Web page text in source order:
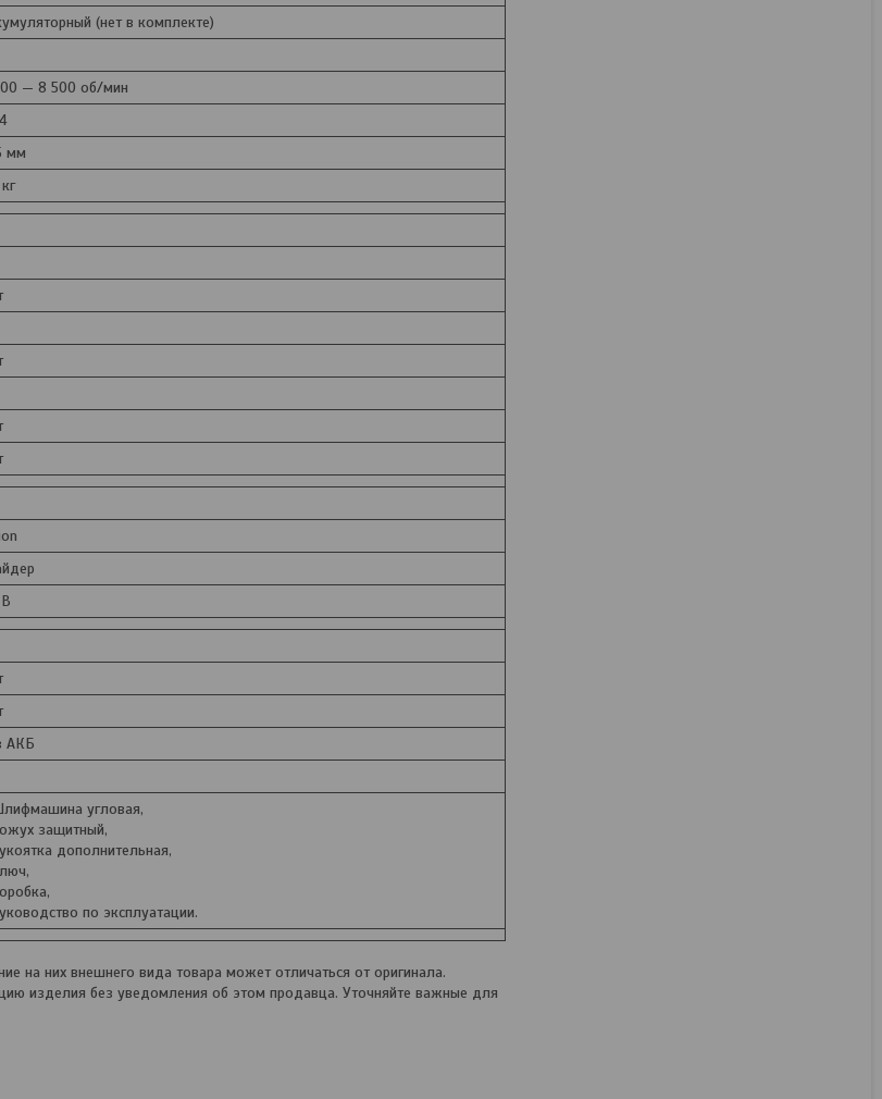
(нет в комплекте)
— 8 500 об/мин
мм
АКБ
угловая,
защитный,
дополнительная,
по эксплуатации.
на них внешнего вида товара может отличаться от оригинала.
изделия без уведомления об этом продавца. Уточняйте важные для